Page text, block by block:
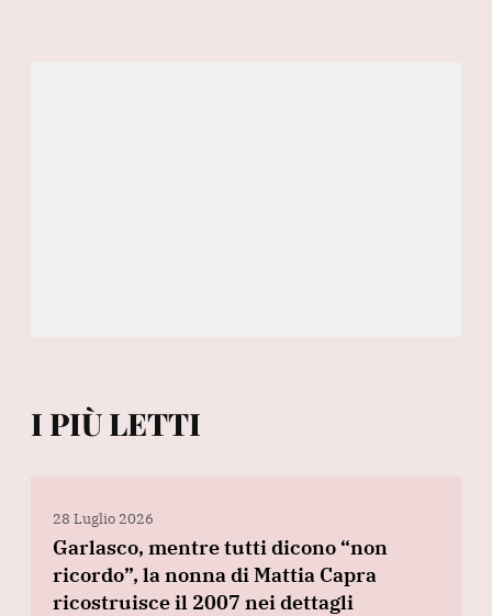
I PIÙ LETTI
28 Luglio 2026
Garlasco, mentre tutti dicono “non
ricordo”, la nonna di Mattia Capra
ricostruisce il 2007 nei dettagli